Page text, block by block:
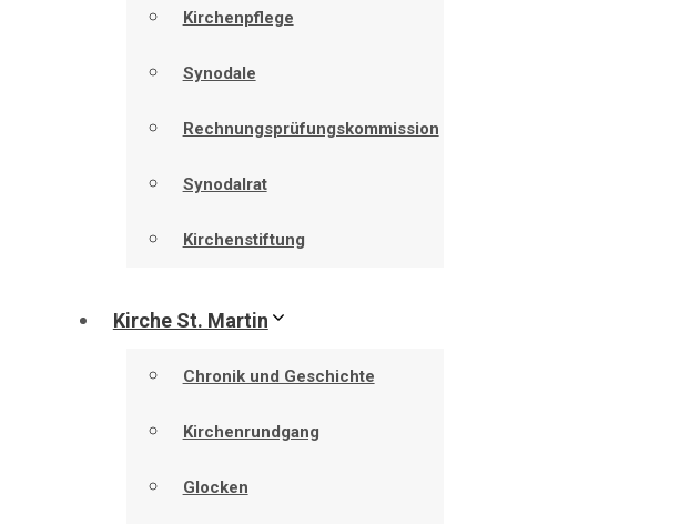
Kirchenpflege
Synodale
Rechnungsprüfungskommission
Synodalrat
Kirchenstiftung
Kirche St. Martin
Chronik und Geschichte
Kirchenrundgang
Glocken